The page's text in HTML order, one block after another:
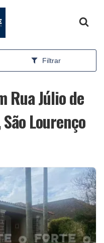
Filtrar
Rua Júlio de
Lourenço